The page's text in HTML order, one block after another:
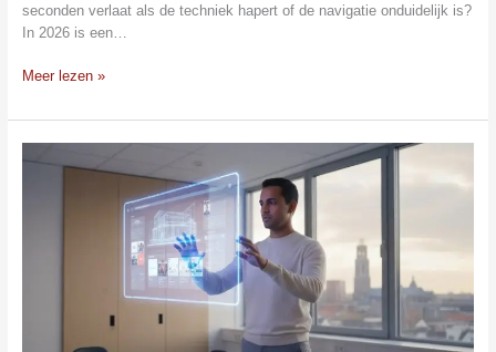
seconden verlaat als de techniek hapert of de navigatie onduidelijk is?
In 2026 is een…
Meer lezen »
Ontwikkelaar